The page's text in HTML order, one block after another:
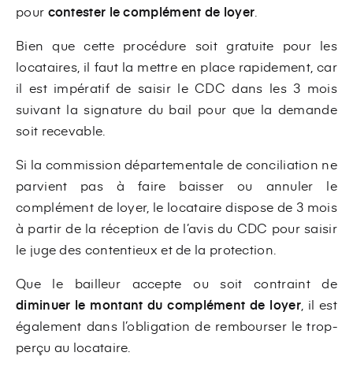
pour contester le complément de loyer
Bien que cette procédure soit gratuite pour les
locataires, il faut la mettre en place rapidement, car
il est impératif de saisir le CDC dans les 3 mois
suivant la signature du bail pour que la demande
soit recevable.
Si la commission départementale de conciliation ne
parvient pas à faire baisser ou annuler le
complément de loyer, le locataire dispose de 3 mois
à partir de la réception de l’avis du CDC pour saisir
le juge des contentieux et de la protection.
Que le bailleur accepte ou soit contraint de
diminuer le montant du complément de loyer, il est
également dans l’obligation de rembourser le trop-
perçu au locataire.